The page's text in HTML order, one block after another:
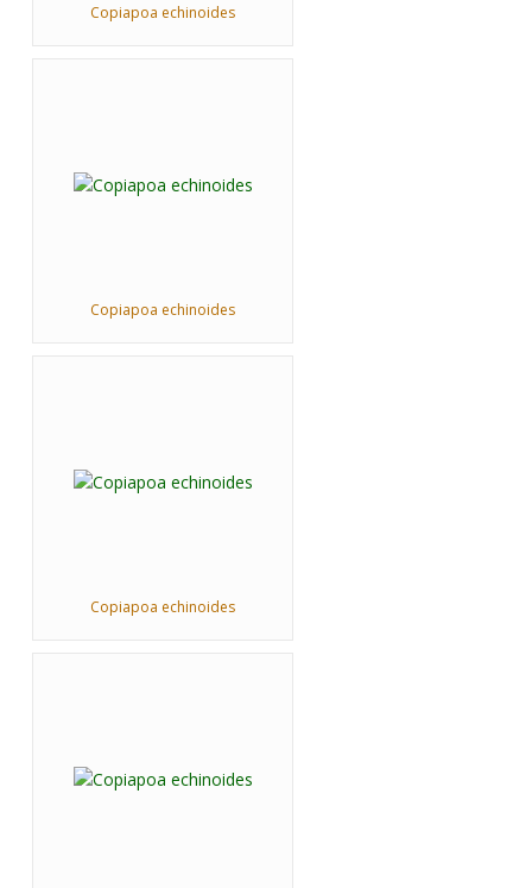
Copiapoa echinoides
Copiapoa echinoides
Copiapoa echinoides